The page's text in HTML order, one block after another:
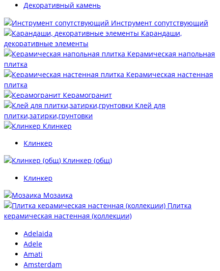
Декоративный камень
Инструмент сопутствующий
Карандаши,
декоративные элементы
Керамическая напольная
плитка
Керамическая настенная
плитка
Керамогранит
Клей для
плитки,затирки,грунтовки
Клинкер
Клинкер
Клинкер (общ)
Клинкер
Мозаика
Плитка
керамическая настенная (коллекции)
Adelaida
Adele
Amati
Amsterdam